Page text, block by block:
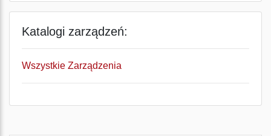
Katalogi zarządzeń:
Wszystkie Zarządzenia